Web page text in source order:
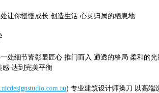
让你慢慢成长 创造生活 心灵归属的栖息地
处细节皆彰显匠心 推门而入 通透的格局 柔和的
感 达到完美平衡
) 专业建筑设计师操刀 以高端